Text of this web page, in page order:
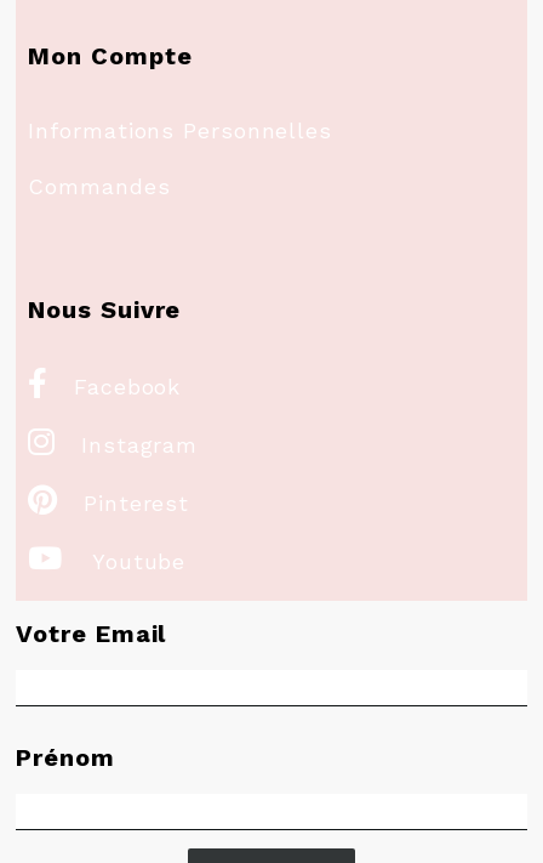
Mon Compte
Informations Personnelles
Commandes
Nous Suivre
 Facebook
 Instagram
 Pinterest
 Youtube
Votre Email
Prénom